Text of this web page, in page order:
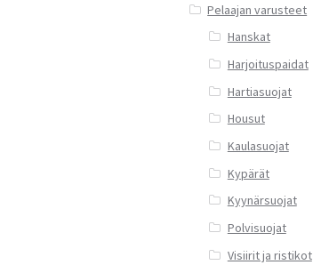
Pelaajan varusteet
Hanskat
Harjoituspaidat
Hartiasuojat
Housut
Kaulasuojat
Kypärät
Kyynärsuojat
Polvisuojat
Visiirit ja ristikot